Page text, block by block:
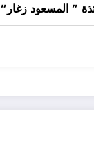
” المسعود زغار”